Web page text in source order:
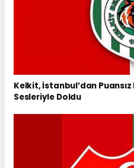
Kelkit, İstanbul’dan
Sesleriyle Doldu